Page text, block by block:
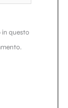
in questo